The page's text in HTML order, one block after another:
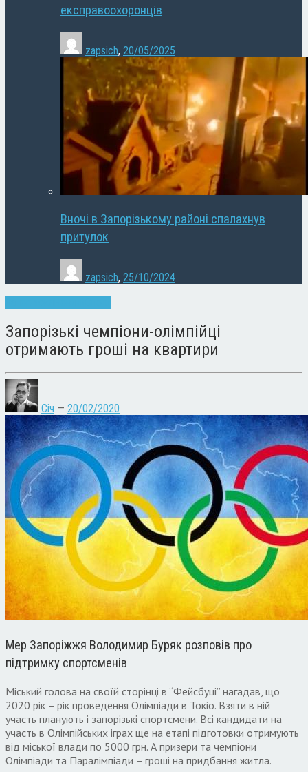
експравоохоронців
zapsich, 20/05/2025
Вночі в Запорізькому районі спалахнув
притулок
zapsich, 25/10/2024
Запорізькі чемпіони-олімпійці
отримають гроші на квартири
Січ — 20/02/2020
Мер Запоріжжя Володимир Буряк розповів про
підтримку спортсменів
Міський голова на своїй сторінці в “Фейсбуці” нагадав, що
2020 рік – рік проведення Олімпіади в Токіо. Взяти в ній
участь планують і запорізькі спортсмени. Всі кандидати на
участь в Олімпійських іграх ще на етапі підготовки отримують
від міської влади по 5000 грн. А призери та чемпіони
Олімпіади та Паралімпіади – гроші на придбання житла.